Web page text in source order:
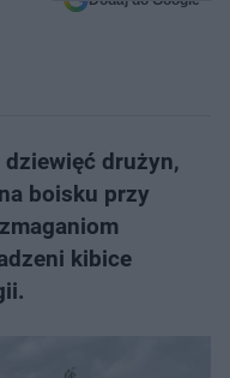
dziewięć drużyn,
boisku przy
kibice